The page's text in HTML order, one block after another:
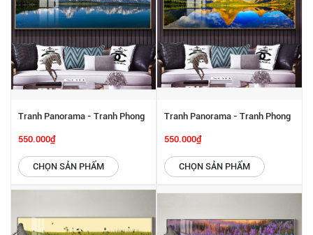
Tranh Panorama - Tranh Phong
Cảnh SGP 6142231
550.000₫
CHỌN SẢN PHẨM
Tranh Panorama - Tranh Phong
Cảnh SGP 6142230
550.000₫
CHỌN SẢN PHẨM